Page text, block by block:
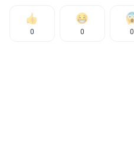
0 0 0